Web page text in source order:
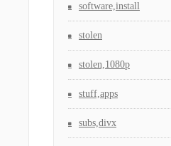
software,install
stolen
stolen,1080p
stuff,apps
subs,divx